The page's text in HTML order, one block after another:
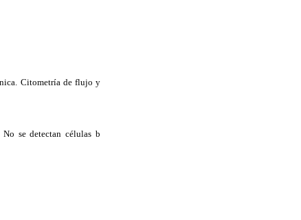
Citometría de flujo y
se detectan células b